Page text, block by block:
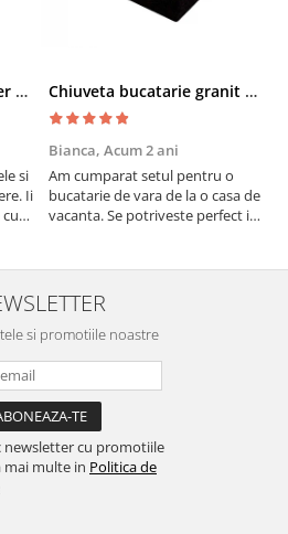
Oala de gatit multicooker 11 functii Instant Pot Pro Crisp 8 + Air Fryer 7.6 lt
si
Ii
imi
!
Chiuveta bucatarie granit cu finisaj negru perlat/cupru Steingran Art Copper cu dozator si baterie Quadron
Bianca, Acum 2 ani
Am cumparat setul pentru o
bucatarie de vara de la o casa de
vacanta. Se potriveste perfect in
buna, recomand cu drag !
si promotiile noastre
newsletter cu promotiile
mai multe in Politica de